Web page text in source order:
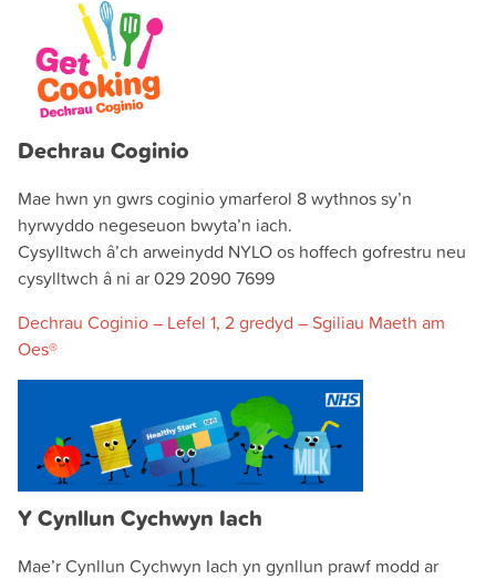
Dechrau Coginio
Mae hwn yn gwrs coginio ymarferol 8 wythnos sy’n
hyrwyddo negeseuon bwyta’n iach.
Cysylltwch â’ch arweinydd NYLO os hoffech gofrestru neu
cysylltwch â ni ar 029 2090 7699
Dechrau Coginio – Lefel 1, 2 gredyd – Sgiliau Maeth am
Oes®
Y Cynllun Cychwyn Iach
Mae’r Cynllun Cychwyn Iach yn gynllun prawf modd ar